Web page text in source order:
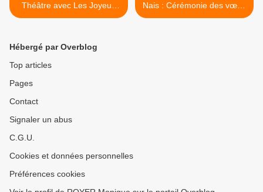
Théâtre avec Les Joyeux
de l'Escotais
Nais : Cérémonie des vœux
de Madame le Maire >
Hébergé par Overblog
Top articles
Pages
Contact
Signaler un abus
C.G.U.
Cookies et données personnelles
Préférences cookies